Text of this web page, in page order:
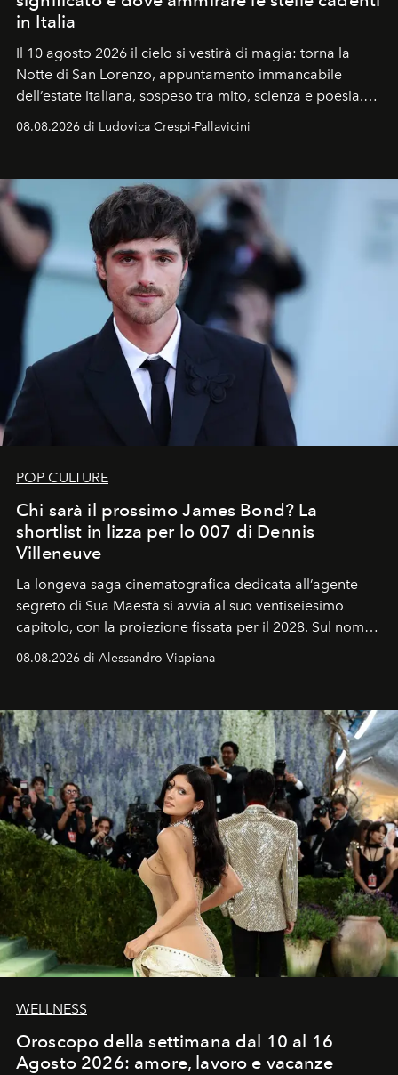
in Italia
Il 10 agosto 2026 il cielo si vestirà di magia: torna la
Notte di San Lorenzo, appuntamento immancabile
dell’estate italiana, sospeso tra mito, scienza e poesia.
Sarà il momento in cui gli occhi si alzano verso la volta
celeste per seguire il passaggio delle
all’universo i desideri più segreti
08.08.2026 di Ludovica Crespi-Pallavicini
POP CULTURE
Chi sarà il prossimo James Bond? La
shortlist in lizza per lo 007 di Dennis
Villeneuve
La longeva saga cinematografica dedicata all’agente
segreto di Sua Maestà si avvia al suo ventiseiesimo
capitolo, con la proiezione fissata per il 2028. Sul nome
dell’attore chiamato a raccogliere l’eredità di Daniel
Craig, però, regna ancora il più assoluto riserbo.
08.08.2026 di Alessandro Viapiana
WELLNESS
Oroscopo della settimana dal 10 al 16
Agosto 2026: amore, lavoro e vacanze